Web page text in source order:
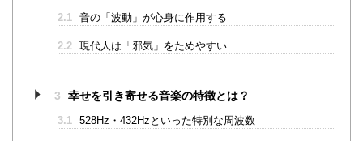
2.1 音の「波動」が心身に作用する
2.2 現代人は「邪気」をためやすい
3 幸せを引き寄せる音楽の特徴とは？
3.1 528Hz・432Hzといった特別な周波数